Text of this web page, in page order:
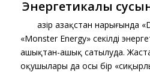
Энергетикалық
Қазір Қазақстан нарығында
«Monster Energy» секілді
ашықтан-ашық сатылуда.
оқушылары да осы бір